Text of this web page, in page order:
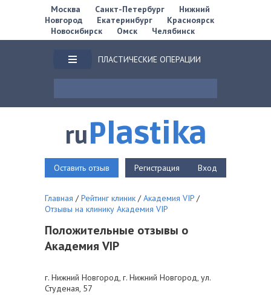
Москва Санкт-Петербург
Нижний
Новгород
Екатеринбург
Красноярск
Новосибирск
Омск Челябинск
ПЛАСТИЧЕСКИЕ ОПЕРАЦИИ
ruPlastika
Оставить отзыв Регистрация Вход
Главная / Рейтинг клиник / Академия VIP /
Отзывы на клинику Академия VIP
Положительные отзывы о
Академия VIP
г. Нижний Новгород, г. Нижний Новгород, ул.
Студеная, 57